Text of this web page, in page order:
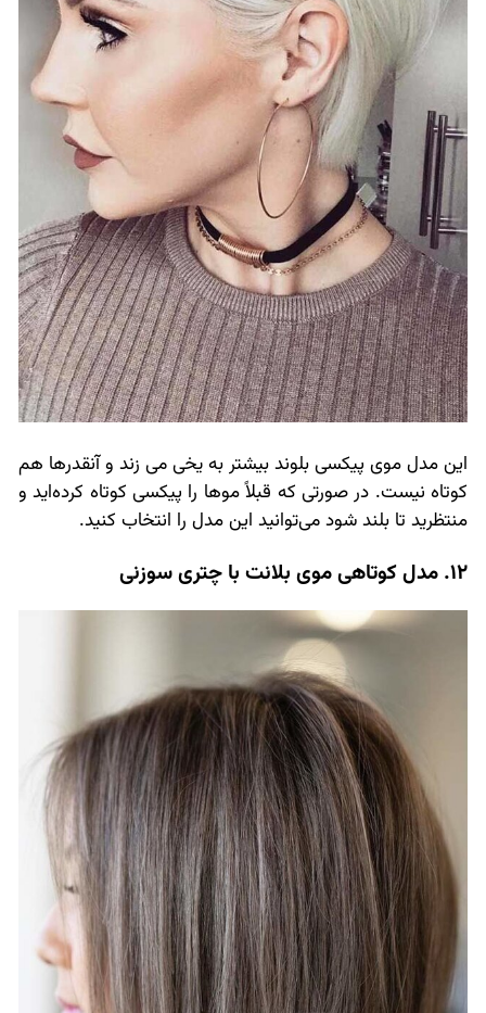
این مدل موی پیکسی بلوند بیشتر به یخی می زند و آنقدرها هم
کوتاه نیست. در صورتی که قبلاً موها را پیکسی کوتاه کرده‌اید و
منتظرید تا بلند شود می‌توانید این مدل را انتخاب کنید.
12. مدل کوتاهی موی بلانت با چتری سوزنی